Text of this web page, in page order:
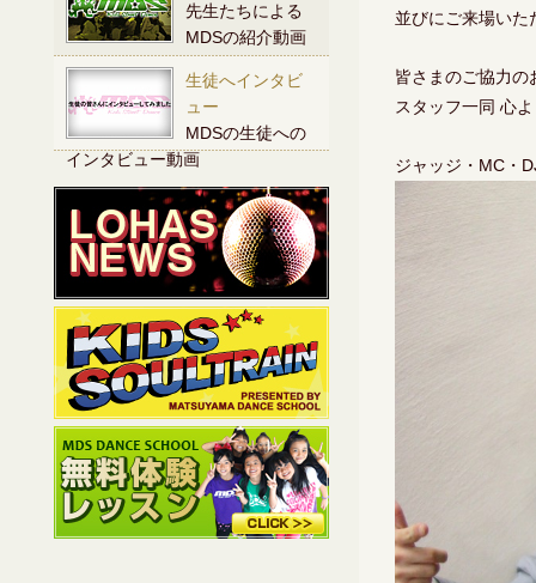
並びにご来場いた
皆さまのご協力の
スタッフ一同 心
ジャッジ・MC・
先生たちによる
MDSの紹介動画
生徒へインタビ
ュー
MDSの生徒への
インタビュー動画